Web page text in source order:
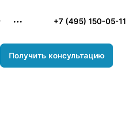
+7 (495) 150-05-11
Получить консультацию